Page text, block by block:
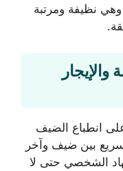
نظيفة ومرتبة
انطباع الضيف
بين ضيف وآخر
الشخصي حتى لا